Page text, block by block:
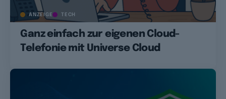
ANZEIGE TECH
Ganz einfach zur eigenen Cloud-
Telefonie mit Universe Cloud